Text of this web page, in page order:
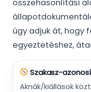
összehasonlítási
úgy adjuk át, hogy
egyeztetéshez,
Szakasz-
Aknák/kiállások